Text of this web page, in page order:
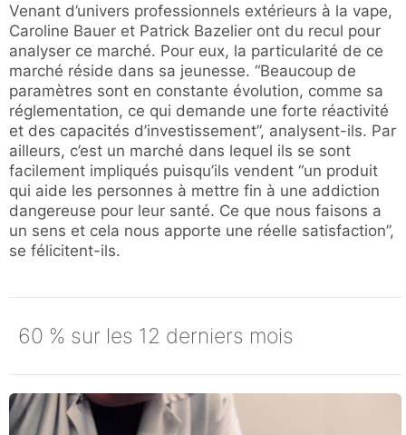
Venant d’univers professionnels extérieurs à la vape,
Caroline Bauer et Patrick Bazelier ont du recul pour
analyser ce marché. Pour eux, la particularité de ce
marché réside dans sa jeunesse. “Beaucoup de
paramètres sont en constante évolution, comme sa
réglementation, ce qui demande une forte réactivité
et des capacités d’investissement”, analysent-ils. Par
ailleurs, c’est un marché dans lequel ils se sont
facilement impliqués puisqu’ils vendent “un produit
qui aide les personnes à mettre fin à une addiction
dangereuse pour leur santé. Ce que nous faisons a
un sens et cela nous apporte une réelle satisfaction”,
se félicitent-ils.
60 % sur les 12 derniers mois